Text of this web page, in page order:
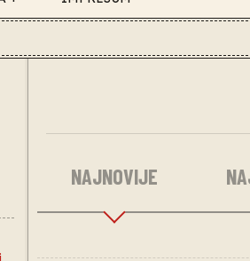
NAJNOVIJE